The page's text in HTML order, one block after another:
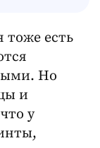
тоже есть
Но
и
у